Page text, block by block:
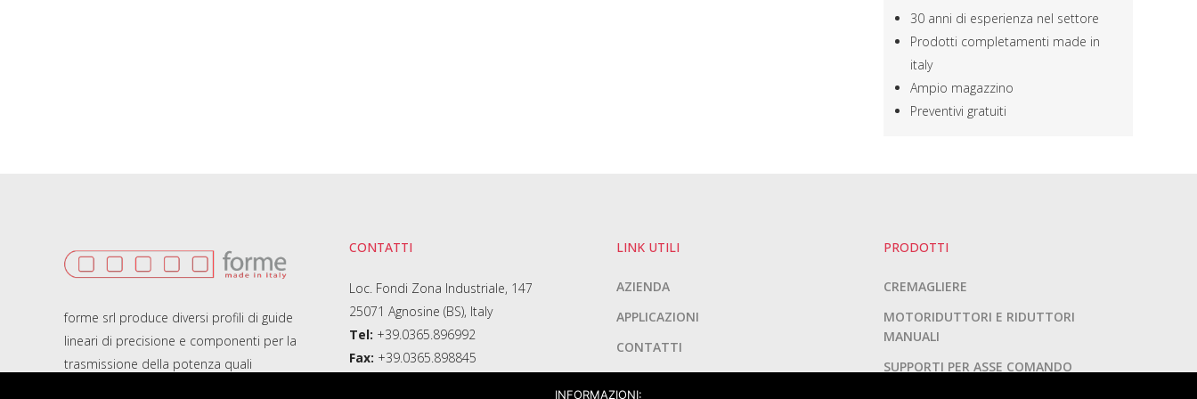
30 anni di esperienza nel settore
Prodotti completamenti made in
italy
Ampio magazzino
Preventivi gratuiti
forme srl produce diversi profili di guide
lineari di precisione e componenti per la
trasmissione della potenza quali
CONTATTI
Loc. Fondi Zona Industriale, 147
25071 Agnosine (BS), Italy
Tel: +39.0365.896992
Fax: +39.0365.898845
LINK UTILI
AZIENDA
APPLICAZIONI
CONTATTI
PRIVACY POLICY
PRODOTTI
CREMAGLIERE
MOTORIDUTTORI E RIDUTTORI
MANUALI
SUPPORTI PER ASSE COMANDO
INFORMAZIONI: